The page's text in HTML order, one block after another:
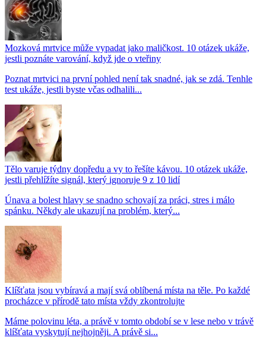
Mozková mrtvice může vypadat jako maličkost. 10 otázek ukáže,
jestli poznáte varování, když jde o vteřiny
Poznat mrtvici na první pohled není tak snadné, jak se zdá. Tenhle
test ukáže, jestli byste včas odhalili...
Tělo varuje týdny dopředu a vy to řešíte kávou. 10 otázek ukáže,
jestli přehlížíte signál, který ignoruje 9 z 10 lidí
Únava a bolest hlavy se snadno schovají za práci, stres i málo
spánku. Někdy ale ukazují na problém, který...
Klíšťata jsou vybíravá a mají svá oblíbená místa na těle. Po každé
procházce v přírodě tato místa vždy zkontrolujte
Máme polovinu léta, a právě v tomto období se v lese nebo v trávě
klíšťata vyskytují nejhojněji. A právě si...